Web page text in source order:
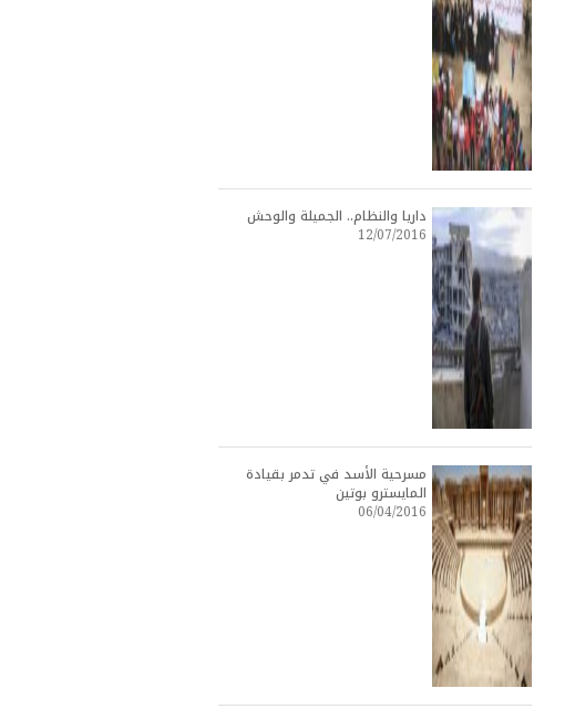
داريا والنظام.. الجميلة والوحش
12/07/2016
مسرحية الأسد في تدمر بقيادة
المايسترو بوتين
06/04/2016